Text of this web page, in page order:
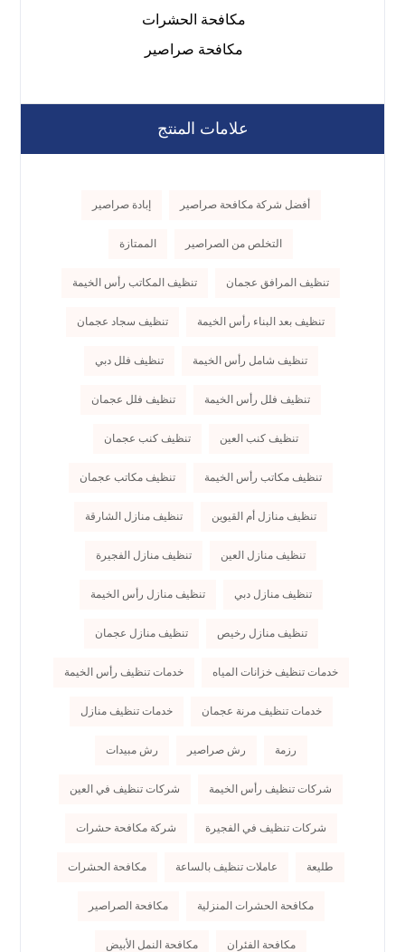
مكافحة الحشرات
مكافحة صراصير
علامات المنتج
أفضل شركة مكافحة صراصير إبادة صراصير
التخلص من الصراصير الممتازة
تنظيف المرافق عجمان تنظيف المكاتب رأس الخيمة
تنظيف بعد البناء رأس الخيمة تنظيف سجاد عجمان
تنظيف شامل رأس الخيمة تنظيف فلل دبي
تنظيف فلل رأس الخيمة تنظيف فلل عجمان
تنظيف كنب العين تنظيف كنب عجمان
تنظيف مكاتب رأس الخيمة تنظيف مكاتب عجمان
تنظيف منازل أم القيوين تنظيف منازل الشارقة
تنظيف منازل العين تنظيف منازل الفجيرة
تنظيف منازل دبي تنظيف منازل رأس الخيمة
تنظيف منازل رخيص تنظيف منازل عجمان
خدمات تنظيف خزانات المياه خدمات تنظيف رأس الخيمة
خدمات تنظيف مرنة عجمان خدمات تنظيف منازل
رزمة رش صراصير رش مبيدات
شركات تنظيف رأس الخيمة شركات تنظيف في العين
شركات تنظيف في الفجيرة شركة مكافحة حشرات
طليعة عاملات تنظيف بالساعة مكافحة الحشرات
مكافحة الحشرات المنزلية مكافحة الصراصير
مكافحة الفئران مكافحة النمل الأبيض